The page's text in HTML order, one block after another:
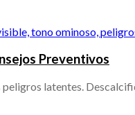
Preventivos
latentes.